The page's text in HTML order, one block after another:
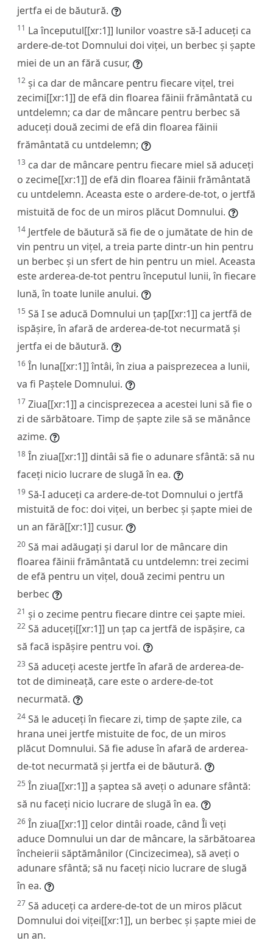
jertfa ei de băutură.
11 La începutul[[xr:1]] lunilor voastre să-I aduceți ca
ardere-de-tot Domnului doi viței, un berbec și șapte
miei de un an fără cusur,
12 și ca dar de mâncare pentru fiecare vițel, trei
zecimi[[xr:1]] de efă din floarea făinii frământată cu
untdelemn; ca dar de mâncare pentru berbec să
aduceți două zecimi de efă din floarea făinii
frământată cu untdelemn;
13 ca dar de mâncare pentru fiecare miel să aduceți
o zecime[[xr:1]] de efă din floarea făinii frământată
cu untdelemn. Aceasta este o ardere-de-tot, o jertfă
mistuită de foc de un miros plăcut Domnului.
14 Jertfele de băutură să fie de o jumătate de hin de
vin pentru un vițel, a treia parte dintr-un hin pentru
un berbec și un sfert de hin pentru un miel. Aceasta
este arderea-de-tot pentru începutul lunii, în fiecare
lună, în toate lunile anului.
15 Să I se aducă Domnului un țap[[xr:1]] ca jertfă de
ispășire, în afară de arderea-de-tot necurmată și
jertfa ei de băutură.
16 În luna[[xr:1]] întâi, în ziua a paisprezecea a lunii,
va fi Paștele Domnului.
17 Ziua[[xr:1]] a cincisprezecea a acestei luni să fie o
zi de sărbătoare. Timp de șapte zile să se mănânce
azime.
18 În ziua[[xr:1]] dintâi să fie o adunare sfântă: să nu
faceți nicio lucrare de slugă în ea.
19 Să-I aduceți ca ardere-de-tot Domnului o jertfă
mistuită de foc: doi viței, un berbec și șapte miei de
un an fără[[xr:1]] cusur.
20 Să mai adăugați și darul lor de mâncare din
floarea făinii frământată cu untdelemn: trei zecimi
de efă pentru un vițel, două zecimi pentru un
berbec
21 și o zecime pentru fiecare dintre cei șapte miei.
22 Să aduceți[[xr:1]] un țap ca jertfă de ispășire, ca
să facă ispășire pentru voi.
23 Să aduceți aceste jertfe în afară de arderea-de-
tot de dimineață, care este o ardere-de-tot
necurmată.
24 Să le aduceți în fiecare zi, timp de șapte zile, ca
hrana unei jertfe mistuite de foc, de un miros
plăcut Domnului. Să fie aduse în afară de arderea-
de-tot necurmată și jertfa ei de băutură.
25 În ziua[[xr:1]] a șaptea să aveți o adunare sfântă:
să nu faceți nicio lucrare de slugă în ea.
26 În ziua[[xr:1]] celor dintâi roade, când Îi veți
aduce Domnului un dar de mâncare, la sărbătoarea
încheierii săptămânilor (Cincizecimea), să aveți o
adunare sfântă; să nu faceți nicio lucrare de slugă
în ea.
27 Să aduceți ca ardere-de-tot de un miros plăcut
Domnului doi viței[[xr:1]], un berbec și șapte miei de
un an.